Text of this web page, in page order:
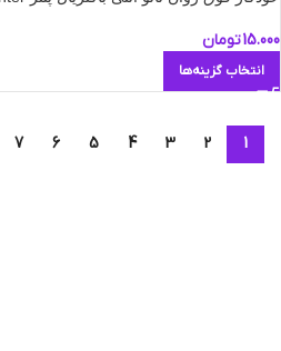
15.000تومان
انتخاب گزینه‌ها
1
2
3
4
5
6
7